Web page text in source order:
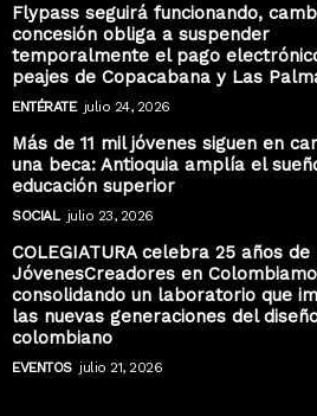
Flypass seguirá funcionando,
concesión obliga a suspender
temporalmente el pago
peajes de Copacabana y Las
ENTÉRATE julio 24, 2026
Más de 11 mil jóvenes siguen en
una beca: Antioquia amplía el
educación superior
SOCIAL julio 23, 2026
COLEGIATURA celebra 25 años de
JóvenesCreadores en
consolidando un laboratorio que
las nuevas generaciones del
colombiano
EVENTOS julio 21, 2026